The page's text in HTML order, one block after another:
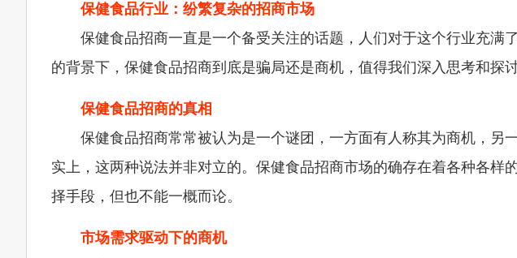
保健食品行业：纷繁复杂的招商市场
保健食品招商一直是一个备受关注的话题，人们对于这个行业充满
的背景下，保健食品招商到底是骗局还是商机，值得我们深入思考和探讨
保健食品招商的真相
保健食品招商常常被认为是一个谜团，一方面有人称其为商机，另
实上，这两种说法并非对立的。保健食品招商市场的确存在着各种各样
择手段，但也不能一概而论。
市场需求驱动下的商机